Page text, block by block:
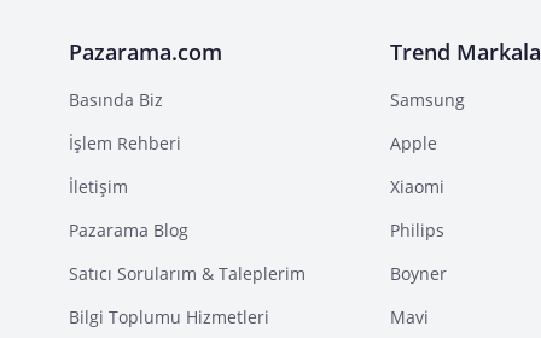
Pazarama.com
Basında Biz
İşlem Rehberi
İletişim
Pazarama Blog
Satıcı Sorularım & Taleplerim
Bilgi Toplumu Hizmetleri
Trend
Samsung
Apple
Xiaomi
Philips
Boyner
Mavi